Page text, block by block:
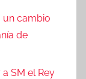
un cambio
de
SM el Rey